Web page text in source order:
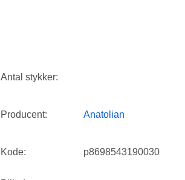
Antal stykker:
Producent: Anatolian
Kode: p8698543190030